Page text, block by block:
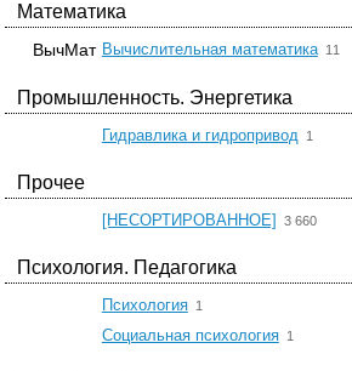
Математика
ВычМат Вычислительная математика 11
Промышленность. Энергетика
Гидравлика и гидропривод 1
Прочее
[НЕСОРТИРОВАННОЕ] 3 660
Психология. Педагогика
Психология 1
Социальная психология 1